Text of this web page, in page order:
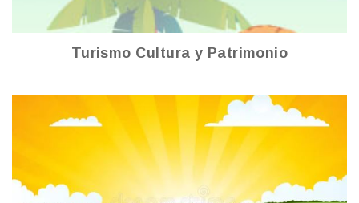
Turismo Cultura y Patrimonio
Unidad de Gerenciamiento de Programas